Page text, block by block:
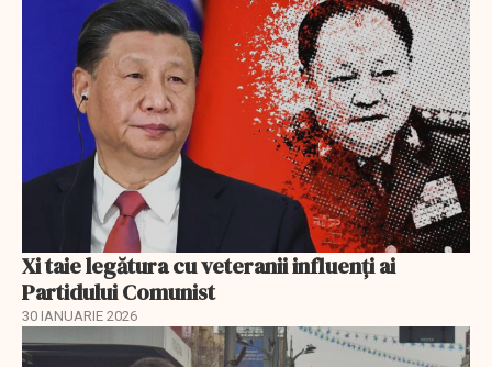
Xi taie legătura cu veteranii influenți ai
Partidului Comunist
30 IANUARIE 2026